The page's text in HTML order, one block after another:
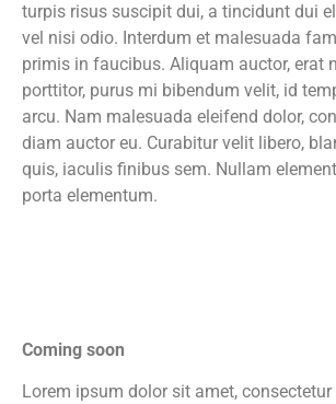
turpis risus suscipit dui, a tincidunt dui
vel nisi odio. Interdum et malesuada
primis in faucibus. Aliquam auctor, erat
porttitor, purus mi bibendum velit, id
arcu. Nam malesuada eleifend dolor,
diam auctor eu. Curabitur velit libero,
quis, iaculis finibus sem. Nullam
porta elementum.
Coming soon
Lorem ipsum dolor sit amet,